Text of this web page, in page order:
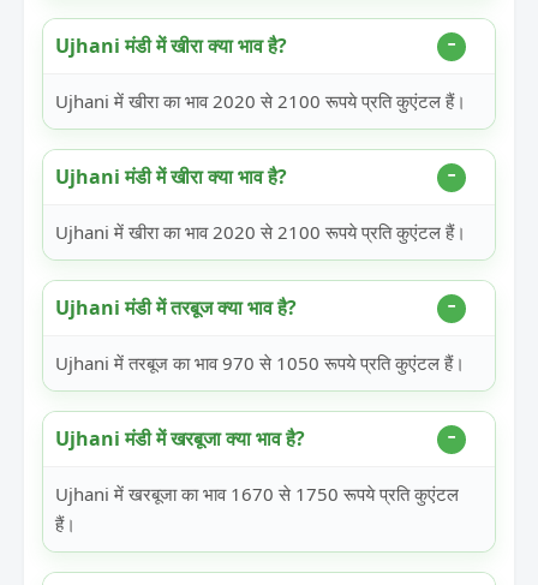
Ujhani मंडी में खीरा क्या भाव है?
Ujhani में खीरा का भाव 2020 से 2100 रूपये प्रति कुएंटल हैं।
Ujhani मंडी में खीरा क्या भाव है?
Ujhani में खीरा का भाव 2020 से 2100 रूपये प्रति कुएंटल हैं।
Ujhani मंडी में तरबूज क्या भाव है?
Ujhani में तरबूज का भाव 970 से 1050 रूपये प्रति कुएंटल हैं।
Ujhani मंडी में खरबूजा क्या भाव है?
Ujhani में खरबूजा का भाव 1670 से 1750 रूपये प्रति कुएंटल
हैं।